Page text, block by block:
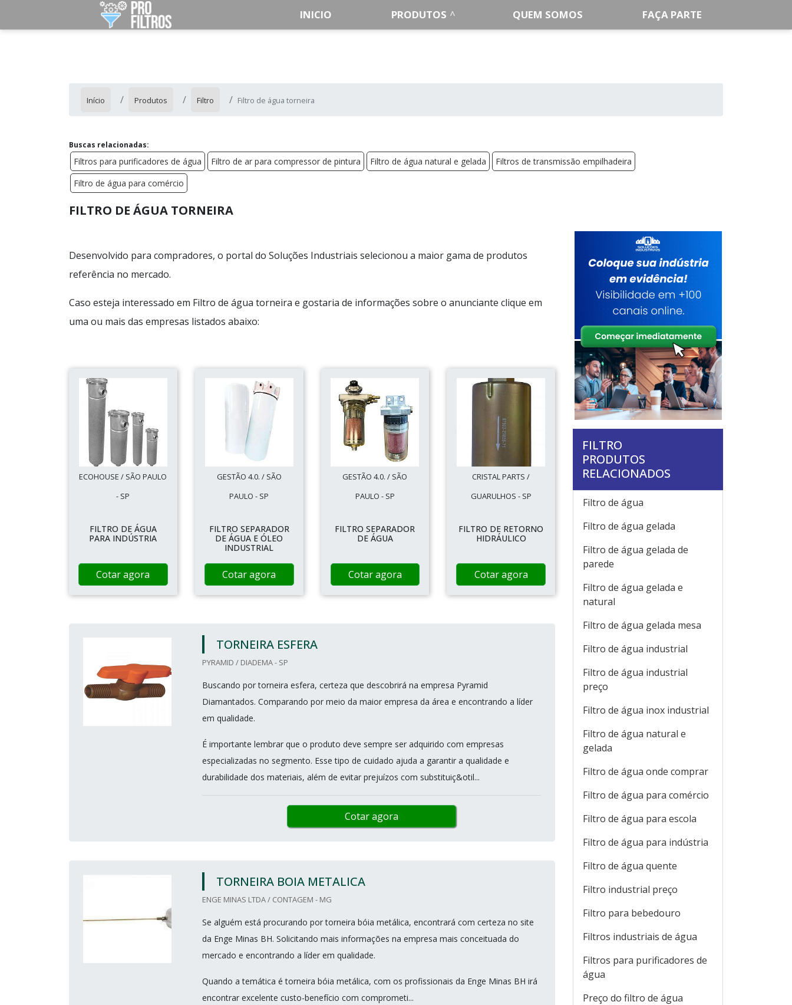
INICIO PRODUTOS QUEM SOMOS FAÇA PARTE
Início Produtos Filtro Filtro de água torneira
Buscas relacionadas:
Filtros para purificadores de água Filtro de ar para compressor de pintura Filtro de água natural e gelada
Filtros de transmissão empilhadeira
Filtro de água para comércio
FILTRO DE ÁGUA TORNEIRA
Desenvolvido para compradores, o portal do Soluções Industriais selecionou a maior gama de produtos
referência no mercado.
Caso esteja interessado em Filtro de água torneira e gostaria de informações sobre o anunciante clique em
uma ou mais das empresas listados abaixo:
ECOHOUSE / SÃO PAULO
- SP
FILTRO DE ÁGUA
PARA INDÚSTRIA
Cotar agora
GESTÃO 4.0. / SÃO
PAULO - SP
FILTRO SEPARADOR
DE ÁGUA E ÓLEO
INDUSTRIAL
Cotar agora
GESTÃO 4.0. / SÃO
PAULO - SP
FILTRO SEPARADOR
DE ÁGUA
Cotar agora
CRISTAL PARTS /
GUARULHOS - SP
FILTRO DE RETORNO
HIDRÁULICO
Cotar agora
TORNEIRA ESFERA
PYRAMID / DIADEMA - SP
Buscando por torneira esfera, certeza que descobrirá na empresa Pyramid
Diamantados. Comparando por meio da maior empresa da área e encontrando a líder
em qualidade.
É importante lembrar que o produto deve sempre ser adquirido com empresas
especializadas no segmento. Esse tipo de cuidado ajuda a garantir a qualidade e
durabilidade dos materiais, além de evitar prejuízos com substituiç&otil...
Cotar agora
TORNEIRA BOIA METALICA
ENGE MINAS LTDA / CONTAGEM - MG
Se alguém está procurando por torneira bóia metálica, encontrará com certeza no site
da Enge Minas BH. Solicitando mais informações na empresa mais conceituada do
mercado e encontrando a líder em qualidade.
Quando a temática é torneira bóia metálica, com os profissionais da Enge Minas BH irá
encontrar excelente custo-benefício com comprometi...
FILTRO
PRODUTOS
RELACIONADOS
Filtro de água
Filtro de água gelada
Filtro de água gelada de
parede
Filtro de água gelada e
natural
Filtro de água gelada mesa
Filtro de água industrial
Filtro de água industrial
preço
Filtro de água inox industrial
Filtro de água natural e
gelada
Filtro de água onde comprar
Filtro de água para comércio
Filtro de água para escola
Filtro de água para indústria
Filtro de água quente
Filtro industrial preço
Filtro para bebedouro
Filtros industriais de água
Filtros para purificadores de
água
Preço do filtro de água